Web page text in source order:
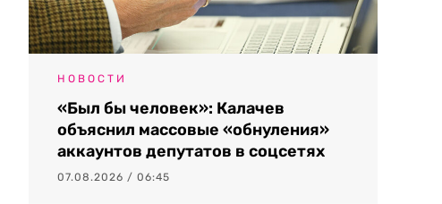
НОВОСТИ
«Был бы человек»: Калачев
объяснил массовые «обнуления»
аккаунтов депутатов в соцсетях
07.08.2026 / 06:45